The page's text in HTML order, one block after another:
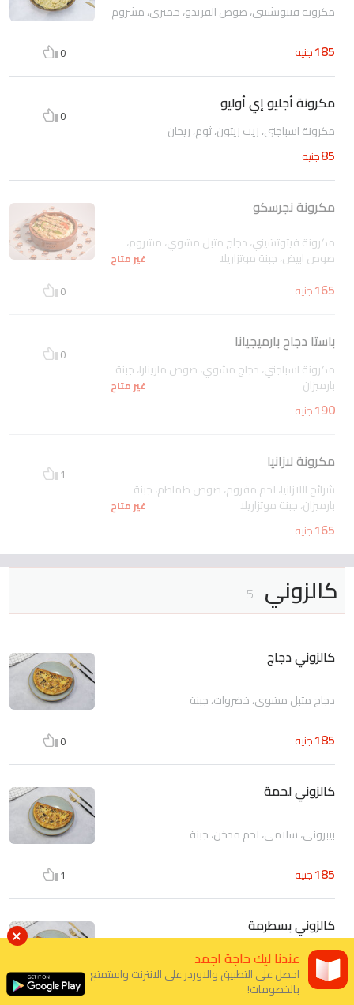
مكرونة فيتوتشيني، صوص الفريدو، جمبري، مشروم
185جنيه 0
مكرونة أجليو إي أوليو
مكرونة اسباجتي، زيت زيتون، ثوم، ريحان
85جنيه
0
مكرونة نجرسكو
مكرونة فيتوتشيني، دجاج متبل مشوي، مشروم،
صوص ابيض، جبنة موتزاريلا غير متاح
165جنيه 0
باستا دجاج بارميجيانا
مكرونة اسباجتي، دجاج مشوي، صوص مارينارا، جبنة
بارميزان غير متاح
190جنيه
0
مكرونة لازانيا
شرائح اللازانيا، لحم مفروم، صوص طماطم، جبنة
بارميزان، جبنة موتزاريلا غير متاح
165جنيه
1
كالزوني 5
كالزوني دجاج
دجاج متبل مشوي، خضروات، جبنة
185جنيه 0
كالزوني لحمة
بيبروني، سلامي، لحم مدخن، جبنة
185جنيه 1
كالزوني بسطرمة
بسطرمة، فلفل اخضر، زيتون، جبن موتزاريلا
عندنا ليك حاجة اجمد
احصل على التطبيق والاوردر على الانترنت واستمتع
بالخصومات!